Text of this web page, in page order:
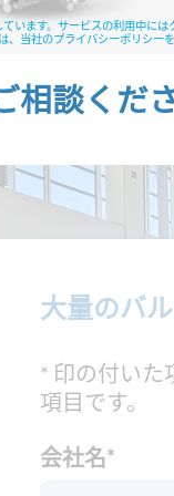
います。サービスの利用中に
当社のプライバシーポリシーを
相談くだ
大量のバ
* 印の付いた
項目です。
会社名*